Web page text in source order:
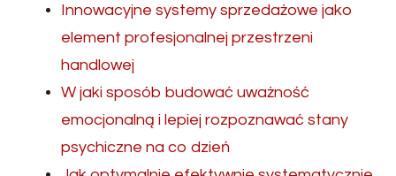
Innowacyjne systemy sprzedażowe jako
element profesjonalnej przestrzeni
handlowej
W jaki sposób budować uważność
emocjonalną i lepiej rozpoznawać stany
psychiczne na co dzień